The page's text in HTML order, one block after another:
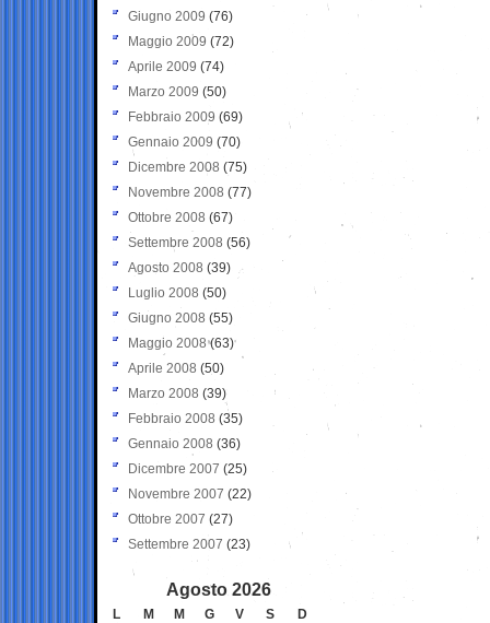
Giugno 2009 (76)
Maggio 2009 (72)
Aprile 2009 (74)
Marzo 2009 (50)
Febbraio 2009 (69)
Gennaio 2009 (70)
Dicembre 2008 (75)
Novembre 2008 (77)
Ottobre 2008 (67)
Settembre 2008 (56)
Agosto 2008 (39)
Luglio 2008 (50)
Giugno 2008 (55)
Maggio 2008(63)
Aprile 2008 (50)
Marzo 2008 (39)
Febbraio 2008 (35)
Gennaio 2008 (36)
Dicembre 2007 (25)
Novembre 2007 (22)
Ottobre 2007 (27)
Settembre 2007 (23)
Agosto 2026
L M M G V S
D